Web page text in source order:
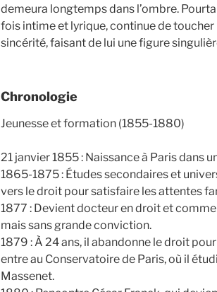
demeura longtemps dans l’ombre.
fois intime et lyrique, continue de
sincérité, faisant de lui une figure
Chronologie
Jeunesse et formation (1855-1880)
21 janvier 1855 : Naissance à Paris dans
1865-1875 : Études secondaires et
vers le droit pour satisfaire les attentes
1877 : Devient docteur en droit et
mais sans grande conviction.
1879 : À 24 ans, il abandonne le droit
entre au Conservatoire de Paris, où il
Massenet.